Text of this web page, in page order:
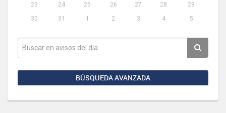
23
24 25 26 27 28
29
30
31 1 2 3 4 5
BÚSQUEDA AVANZADA